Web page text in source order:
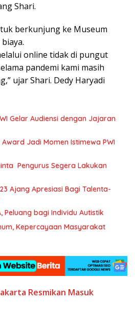
Shari.
berkunjung ke Museum
online tidak di pungut
pandemi kami masih
ujar Shari. Dedy Haryadi
Gelar Audiensi dengan Jajaran
Jadi Momen Istimewa PWI
Pengurus Segera Lakukan
Ajang Apresiasi Bagi Talenta-
LSPR Buka Program LSBA, Peluang bagi Individu Autistik
Kepercayaan Masyarakat
Resmikan Masuk